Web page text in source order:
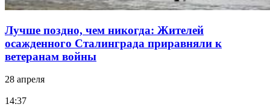
Лучше поздно, чем никогда: Жителей
осажденного Сталинграда приравняли к
ветеранам войны
28 апреля
14:37